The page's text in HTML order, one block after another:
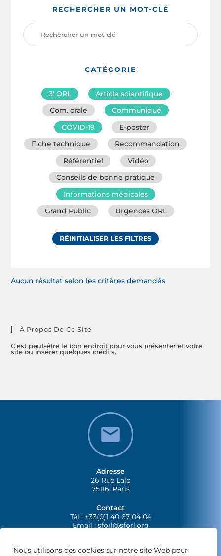
Nous utilisons des cookies sur notre site Web pour
RECHERCHER UN MOT-CLÉ
CATÉGORIE
3′ ORL
Article scientifique
Com. orale
Communiqué
COVID-19
E-poster
Fiche technique
Recommandation
Référentiel
Vidéo
Conseils de bonne pratique
Informations médicales
Grand Public
Urgences ORL
RÉINITIALISER LES FILTRES
Aucun résultat selon les critères demandés
À Propos De Ce Site
C’est peut-être le bon endroit pour vous présenter et votre
site ou insérer quelques crédits.
Adresse
26 Rue Lalo
75116, Paris
Contact
Tél : +33(0)1 40 67 04 04
Email :sforl@sforl.org